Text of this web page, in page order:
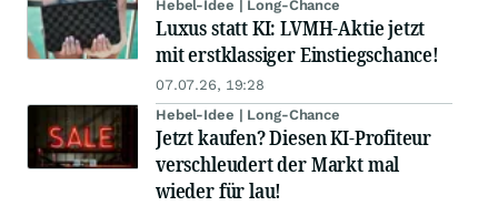
Hebel-Idee | Long-Chance
Luxus statt KI: LVMH-Aktie jetzt
mit erstklassiger Einstiegschance!
07.07.26, 19:28
Hebel-Idee | Long-Chance
Jetzt kaufen? Diesen KI-Profiteur
verschleudert der Markt mal
wieder für lau!